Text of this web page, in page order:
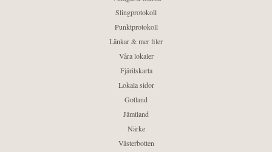
Slingprotokoll
Punktprotokoll
Länkar & mer filer
Våra lokaler
Fjärilskarta
Lokala sidor
Gotland
Jämtland
Närke
Västerbotten